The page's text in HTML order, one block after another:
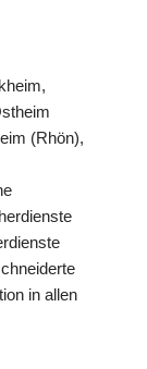
(Rhön),
in allen